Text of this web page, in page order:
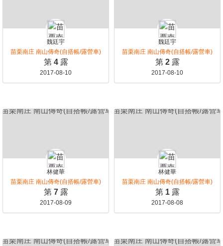
魏廷宇
苗栗南庄 南山傳奇(自搭帳/露營車)
第 4 露
2017-08-10
魏廷宇
苗栗南庄 南山傳奇(自搭帳/露營車)
第 2 露
2017-08-10
林健華
苗栗南庄 南山傳奇(自搭帳/露營車)
第 7 露
2017-08-09
林健華
苗栗南庄 南山傳奇(自搭帳/露營車)
第 1 露
2017-08-08